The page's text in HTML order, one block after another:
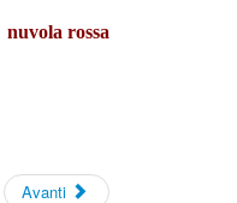
nuvola rossa
Avanti